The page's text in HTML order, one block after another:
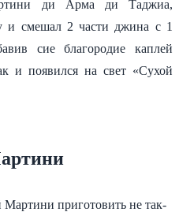
ди Арма ди Таджиа,
и смешал 2 части джина с 1
сие благородие каплей
и появился на свет «Сухой
приготовить не так-